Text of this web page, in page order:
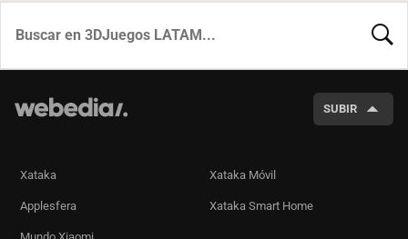
SUBIR
Xataka Xataka Móvil
Applesfera Xataka Smart Home